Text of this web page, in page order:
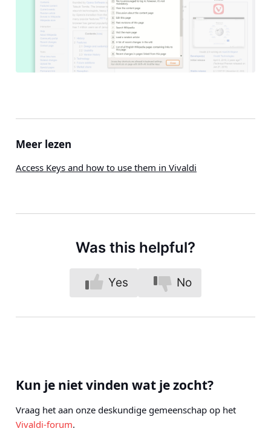
Meer lezen
Access Keys and how to use them in Vivaldi
Was this helpful?
Yes No
Kun je niet vinden wat je zocht?
Vraag het aan onze deskundige gemeenschap op het
Vivaldi-forum.